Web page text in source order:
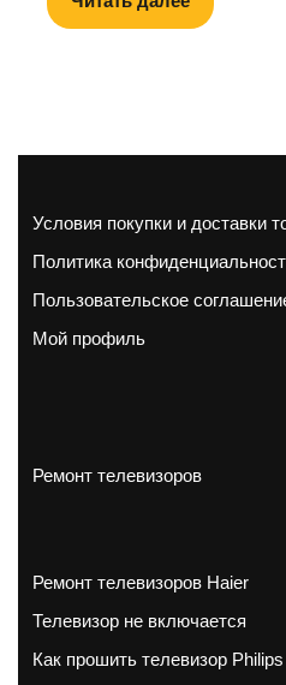
Условия покупки и доставки
Политика
Пользовательское
Мой профиль
Ремонт телевизоров
Ремонт телевизоров Haier
Телевизор не включается
Как прошить телевизор Philips